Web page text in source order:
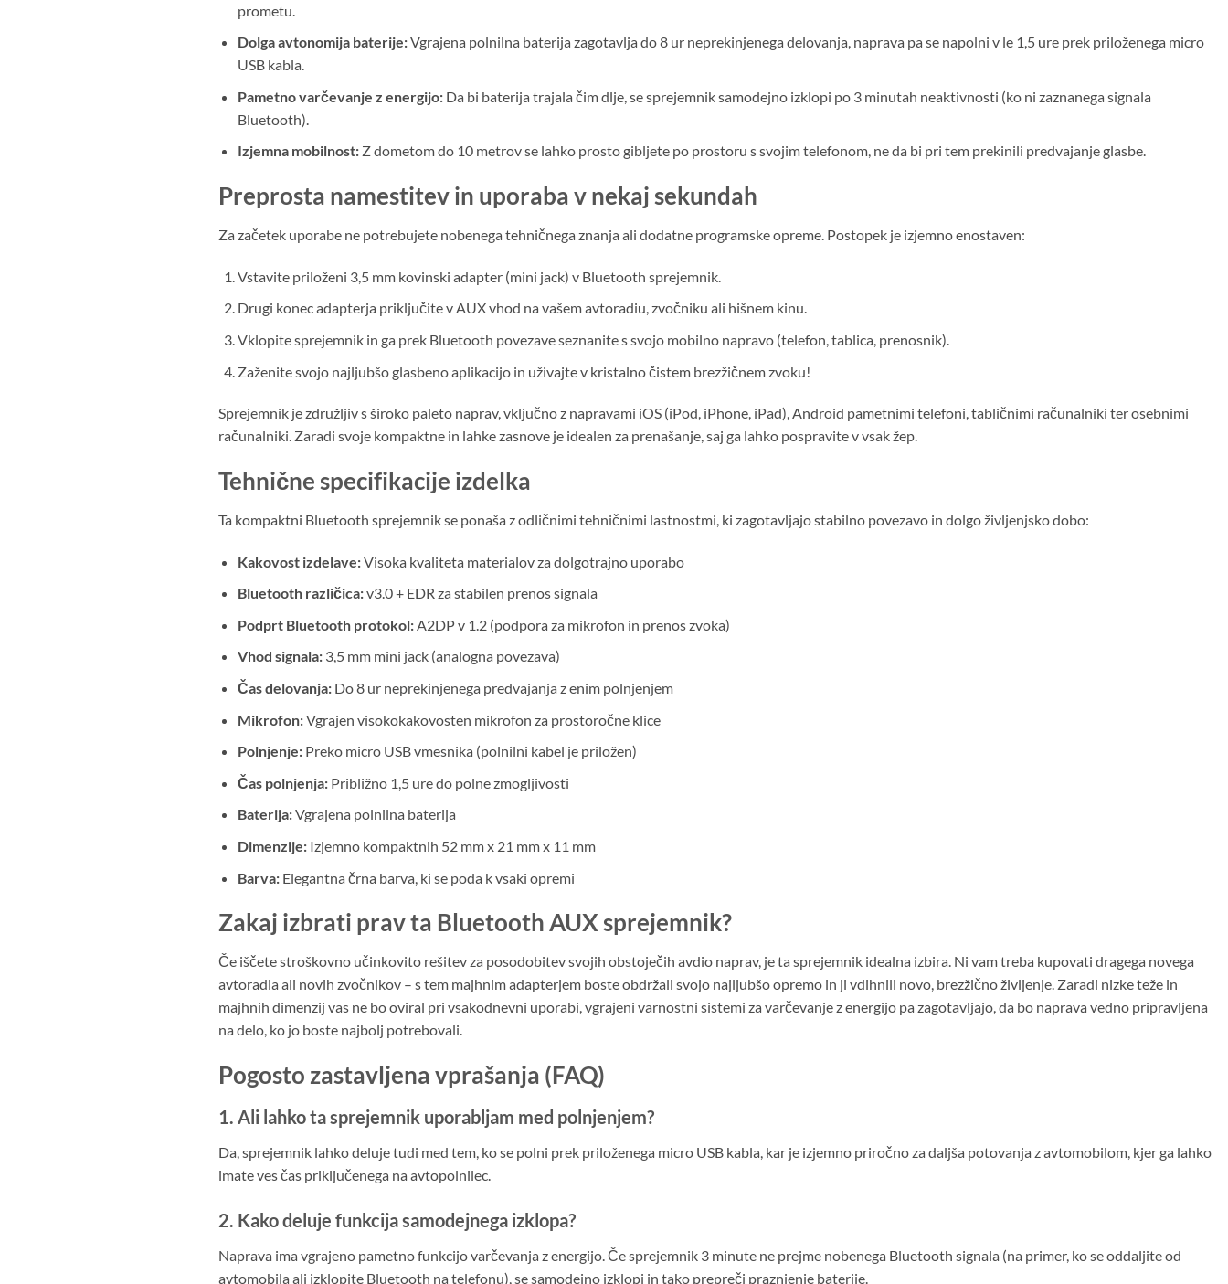
prometu.
Dolga avtonomija baterije:Vgrajena polnilna baterija zagotavlja do 8 ur neprekinjenega delovanja, naprava pa se napolni v le 1,5 ure prek priloženega micro
USB kabla.
Pametno varčevanje z energijo:Da bi baterija trajala čim dlje, se sprejemnik samodejno izklopi po 3 minutah neaktivnosti (ko ni zaznanega signala
Bluetooth).
Izjemna mobilnost:Z dometom do 10 metrov se lahko prosto gibljete po prostoru s svojim telefonom, ne da bi pri tem prekinili predvajanje glasbe.
Preprosta namestitev in uporaba v nekaj sekundah
Za začetek uporabe ne potrebujete nobenega tehničnega znanja ali dodatne programske opreme. Postopek je izjemno enostaven:
Vstavite priloženi 3,5 mm kovinski adapter (mini jack) v Bluetooth sprejemnik.
Drugi konec adapterja priključite v AUX vhod na vašem avtoradiu, zvočniku ali hišnem kinu.
Vklopite sprejemnik in ga prek Bluetooth povezave seznanite s svojo mobilno napravo (telefon, tablica, prenosnik).
Zaženite svojo najljubšo glasbeno aplikacijo in uživajte v kristalno čistem brezžičnem zvoku!
Sprejemnik je združljiv s široko paleto naprav, vključno z napravami iOS (iPod, iPhone, iPad), Android pametnimi telefoni, tabličnimi računalniki ter osebnimi
računalniki. Zaradi svoje kompaktne in lahke zasnove je idealen za prenašanje, saj ga lahko pospravite v vsak žep.
Tehnične specifikacije izdelka
Ta kompaktni Bluetooth sprejemnik se ponaša z odličnimi tehničnimi lastnostmi, ki zagotavljajo stabilno povezavo in dolgo življenjsko dobo:
Kakovost izdelave:Visoka kvaliteta materialov za dolgotrajno uporabo
Bluetooth različica:v3.0 + EDR za stabilen prenos signala
Podprt Bluetooth protokol:A2DP v 1.2 (podpora za mikrofon in prenos zvoka)
Vhod signala:3,5 mm mini jack (analogna povezava)
Čas delovanja:Do 8 ur neprekinjenega predvajanja z enim polnjenjem
Mikrofon:Vgrajen visokokakovosten mikrofon za prostoročne klice
Polnjenje:Preko micro USB vmesnika (polnilni kabel je priložen)
Čas polnjenja:Približno 1,5 ure do polne zmogljivosti
Baterija:Vgrajena polnilna baterija
Dimenzije:Izjemno kompaktnih 52 mm x 21 mm x 11 mm
Barva:Elegantna črna barva, ki se poda k vsaki opremi
Zakaj izbrati prav ta Bluetooth AUX sprejemnik?
Če iščete stroškovno učinkovito rešitev za posodobitev svojih obstoječih avdio naprav, je ta sprejemnik idealna izbira. Ni vam treba kupovati dragega novega
avtoradia ali novih zvočnikov – s tem majhnim adapterjem boste obdržali svojo najljubšo opremo in ji vdihnili novo, brezžično življenje. Zaradi nizke teže in
majhnih dimenzij vas ne bo oviral pri vsakodnevni uporabi, vgrajeni varnostni sistemi za varčevanje z energijo pa zagotavljajo, da bo naprava vedno pripravljena
na delo, ko jo boste najbolj potrebovali.
Pogosto zastavljena vprašanja (FAQ)
1. Ali lahko ta sprejemnik uporabljam med polnjenjem?
Da, sprejemnik lahko deluje tudi med tem, ko se polni prek priloženega micro USB kabla, kar je izjemno priročno za daljša potovanja z avtomobilom, kjer ga lahko
imate ves čas priključenega na avtopolnilec.
2. Kako deluje funkcija samodejnega izklopa?
Naprava ima vgrajeno pametno funkcijo varčevanja z energijo. Če sprejemnik 3 minute ne prejme nobenega Bluetooth signala (na primer, ko se oddaljite od
avtomobila ali izklopite Bluetooth na telefonu), se samodejno izklopi in tako prepreči praznjenje baterije.